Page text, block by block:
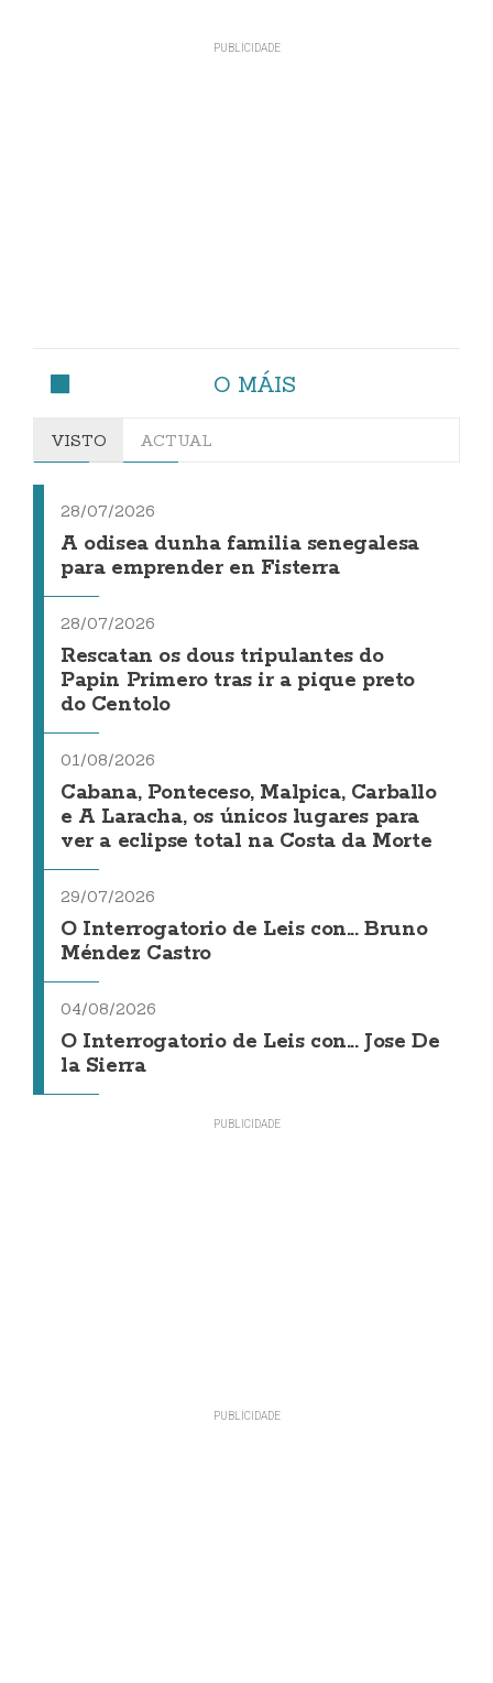
O MÁIS
VISTO ACTUAL
28/07/2026
A odisea dunha familia senegalesa
para emprender en Fisterra
28/07/2026
Rescatan os dous tripulantes do
Papin Primero tras ir a pique preto
do Centolo
01/08/2026
Cabana, Ponteceso, Malpica, Carballo
e A Laracha, os únicos lugares para
ver a eclipse total na Costa da Morte
29/07/2026
O Interrogatorio de Leis con... Bruno
Méndez Castro
04/08/2026
O Interrogatorio de Leis con... Jose De
la Sierra